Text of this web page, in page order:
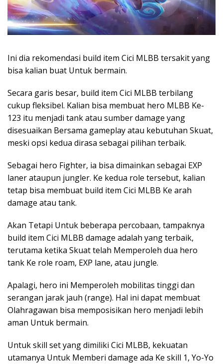
Ini dia rekomendasi build item Cici MLBB tersakit yang
bisa kalian buat Untuk bermain.
Secara garis besar, build item Cici MLBB terbilang
cukup fleksibel. Kalian bisa membuat hero MLBB Ke-
123 itu menjadi tank atau sumber damage yang
disesuaikan Bersama gameplay atau kebutuhan Skuat,
meski opsi kedua dirasa sebagai pilihan terbaik.
Sebagai hero Fighter, ia bisa dimainkan sebagai EXP
laner ataupun jungler. Ke kedua role tersebut, kalian
tetap bisa membuat build item Cici MLBB Ke arah
damage atau tank.
Akan Tetapi Untuk beberapa percobaan, tampaknya
build item Cici MLBB damage adalah yang terbaik,
terutama ketika Skuat telah Memperoleh dua hero
tank Ke role roam, EXP lane, atau jungle.
Apalagi, hero ini Memperoleh mobilitas tinggi dan
serangan jarak jauh (range). Hal ini dapat membuat
Olahragawan bisa memposisikan hero menjadi lebih
aman Untuk bermain.
Untuk skill set yang dimiliki Cici MLBB, kekuatan
utamanya Untuk Memberi damage ada Ke skill 1, Yo-Yo